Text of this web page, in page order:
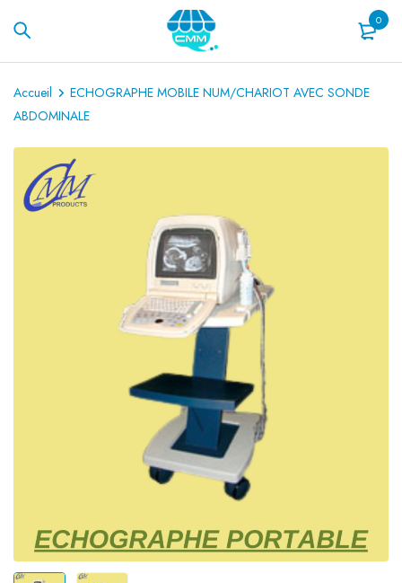
0
Accueil
ECHOGRAPHE MOBILE NUM/CHARIOT AVEC SONDE
ABDOMINALE